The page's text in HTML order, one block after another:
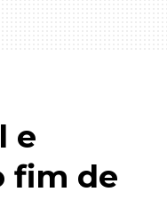
e
fim de